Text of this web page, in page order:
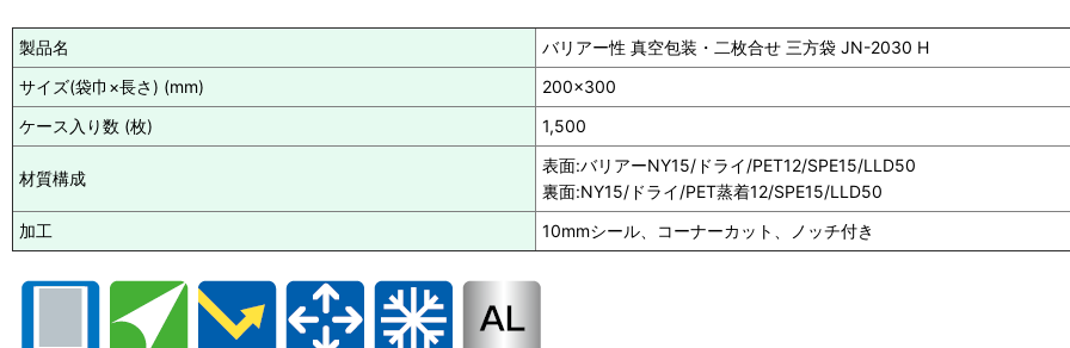
製品名
バリアー性 真空包装・二枚合せ 三方袋 JN-2030 H
サイズ(袋巾×長さ) (mm)
200×300
ケース入り数 (枚)
1,500
材質構成
表面:バリアーNY15/ドライ/PET12/SPE15/LLD50
裏面:NY15/ドライ/PET蒸着12/SPE15/LLD50
加工
10mmシール、コーナーカット、ノッチ付き